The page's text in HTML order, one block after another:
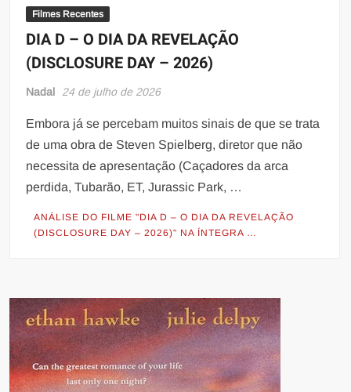
Filmes Recentes
DIA D – O DIA DA REVELAÇÃO
(DISCLOSURE DAY – 2026)
Nadal 24 de julho de 2026
Embora já se percebam muitos sinais de que se trata
de uma obra de Steven Spielberg, diretor que não
necessita de apresentação (Caçadores da arca
perdida, Tubarão, ET, Jurassic Park, …
ANÁLISE DO FILME "DIA D – O DIA DA REVELAÇÃO
(DISCLOSURE DAY – 2026)" NA ÍNTEGRA …